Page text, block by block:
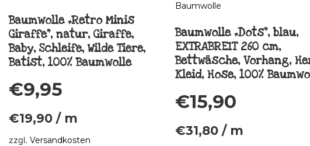
Baumwolle „Retro Minis
Giraffe“, natur, Giraffe,
Baby, Schleife, Wilde Tiere,
Batist, 100% Baumwolle
€9,95
€19,90 / m
zzgl. Versandkosten
Baumwolle „Dots“, blau,
EXTRABREIT 260 cm,
Bettwäsche, Vorhang,
Kleid, Hose, 100%
€15,90
€31,80/ m